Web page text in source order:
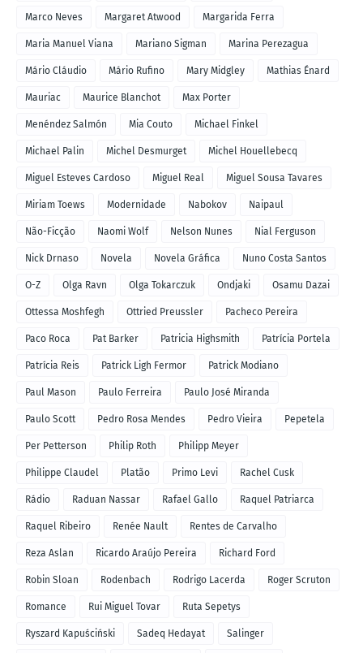
Marco Neves Margaret Atwood Margarida Ferra
Maria Manuel Viana Mariano Sigman Marina Perezagua
Mário Cláudio Mário Rufino Mary Midgley Mathias Énard
Mauriac Maurice Blanchot Max Porter
Menéndez Salmón Mia Couto Michael Finkel
Michael Palin Michel Desmurget Michel Houellebecq
Miguel Esteves Cardoso Miguel Real Miguel Sousa Tavares
Miriam Toews Modernidade Nabokov Naipaul
Não-Ficção Naomi Wolf Nelson Nunes Nial Ferguson
Nick Drnaso Novela Novela Gráfica Nuno Costa Santos
O-Z Olga Ravn Olga Tokarczuk Ondjaki Osamu Dazai
Ottessa Moshfegh Ottried Preussler Pacheco Pereira
Paco Roca Pat Barker Patricia Highsmith Patrícia Portela
Patrícia Reis Patrick Ligh Fermor Patrick Modiano
Paul Mason Paulo Ferreira Paulo José Miranda
Paulo Scott Pedro Rosa Mendes Pedro Vieira Pepetela
Per Petterson Philip Roth Philipp Meyer
Philippe Claudel Platão Primo Levi Rachel Cusk
Rádio Raduan Nassar Rafael Gallo Raquel Patriarca
Raquel Ribeiro Renée Nault Rentes de Carvalho
Reza Aslan Ricardo Araújo Pereira Richard Ford
Robin Sloan Rodenbach Rodrigo Lacerda Roger Scruton
Romance Rui Miguel Tovar Ruta Sepetys
Ryszard Kapuściński Sadeq Hedayat Salinger